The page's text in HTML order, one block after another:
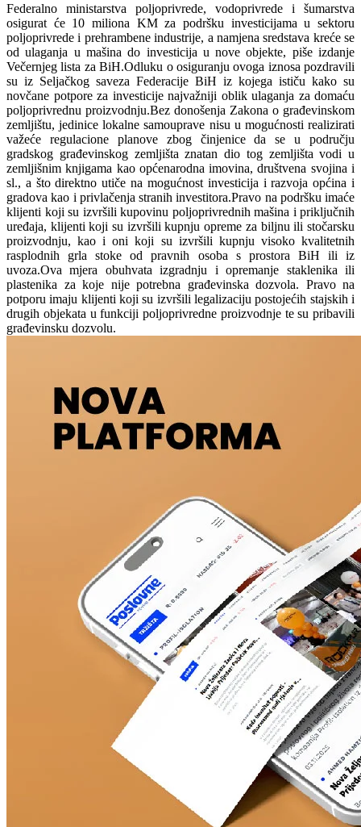
Federalno ministarstva poljoprivrede, vodoprivrede i šumarstva
osigurat će 10 miliona KM za podršku investicijama u sektoru
poljoprivrede i prehrambene industrije, a namjena sredstava kreće se
od ulaganja u mašina do investicija u nove objekte, piše izdanje
Večernjeg lista za BiH.Odluku o osiguranju ovoga iznosa pozdravili
su iz Seljačkog saveza Federacije BiH iz kojega ističu kako su
novčane potpore za investicije najvažniji oblik ulaganja za domaću
poljoprivrednu proizvodnju.Bez donošenja Zakona o građevinskom
zemljištu, jedinice lokalne samouprave nisu u mogućnosti realizirati
važeće regulacione planove zbog činjenice da se u području
gradskog građevinskog zemljišta znatan dio tog zemljišta vodi u
zemljišnim knjigama kao općenarodna imovina, društvena svojina i
sl., a što direktno utiče na mogućnost investicija i razvoja općina i
gradova kao i privlačenja stranih investitora.Pravo na podršku imaće
klijenti koji su izvršili kupovinu poljoprivrednih mašina i priključnih
uređaja, klijenti koji su izvršili kupnju opreme za biljnu ili stočarsku
proizvodnju, kao i oni koji su izvršili kupnju visoko kvalitetnih
rasplodnih grla stoke od pravnih osoba s prostora BiH ili iz
uvoza.Ova mjera obuhvata izgradnju i opremanje staklenika ili
plastenika za koje nije potrebna građevinska dozvola. Pravo na
potporu imaju klijenti koji su izvršili legalizaciju postojećih stajskih i
drugih objekata u funkciji poljoprivredne proizvodnje te su pribavili
građevinsku dozvolu.